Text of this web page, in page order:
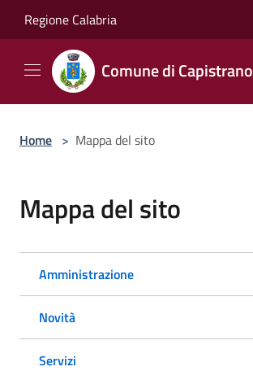
Regione Calabria
Comune di Capistrano
Home > Mappa del sito
Mappa del sito
Amministrazione
Novità
Servizi